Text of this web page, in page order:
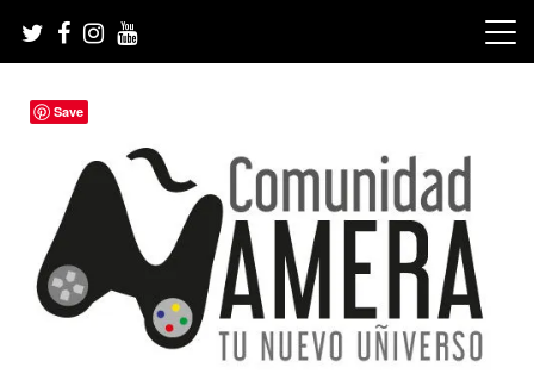
content
Save